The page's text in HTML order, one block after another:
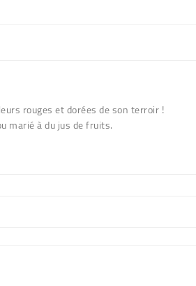
rouges et dorées de son terroir !
marié à du jus de fruits.